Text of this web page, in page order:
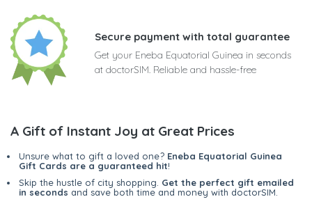
Secure payment with total guarantee
Get your Eneba Equatorial Guinea in seconds
at doctorSIM. Reliable and hassle-free
A Gift of Instant Joy at Great Prices
Unsure what to gift a loved one? Eneba Equatorial Guinea
Gift Cards are a guaranteed hit!
Skip the hustle of city shopping. Get the perfect gift emailed
in seconds and save both time and money with doctorSIM.